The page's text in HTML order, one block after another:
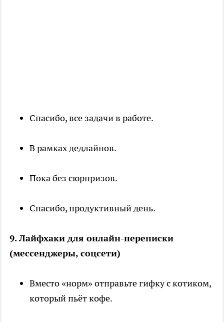
Спасибо, все задачи в работе.
В рамках дедлайнов.
Пока без сюрпризов.
Спасибо, продуктивный день.
9. Лайфхаки для онлайн-переписки
(мессенджеры, соцсети)
Вместо «норм» отправьте гифку с котиком,
который пьёт кофе.